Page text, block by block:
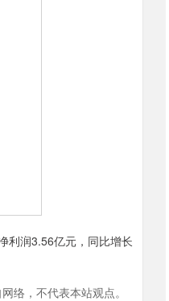
润3.56亿元，同比增长
络，不代表本站观点。